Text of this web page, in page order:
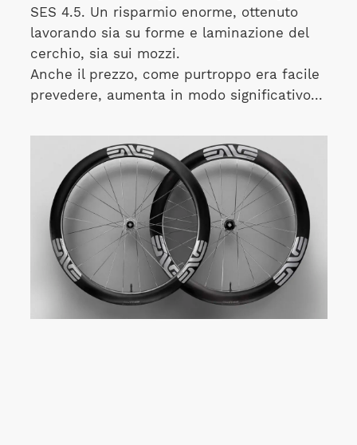
SES 4.5. Un risparmio enorme, ottenuto
lavorando sia su forme e laminazione del
cerchio, sia sui mozzi.
Anche il prezzo, come purtroppo era facile
prevedere, aumenta in modo significativo...